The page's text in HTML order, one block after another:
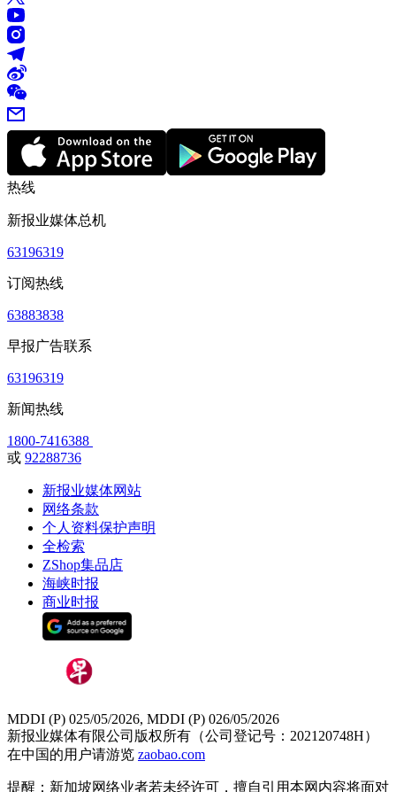
热线
新报业媒体总机
63196319
订阅热线
63883838
早报广告联系
63196319
新闻热线
1800-7416388
或 92288736
新报业媒体网站
网络条款
个人资料保护声明
全检索
ZShop集品店
海峡时报
商业时报
MDDI (P) 025/05/2026, MDDI (P) 026/05/2026
新报业媒体有限公司版权所有（公司登记号：202120748H）
在中国的用户请游览 zaobao.com
提醒：新加坡网络业者若未经许可，擅自引用本网内容将面对